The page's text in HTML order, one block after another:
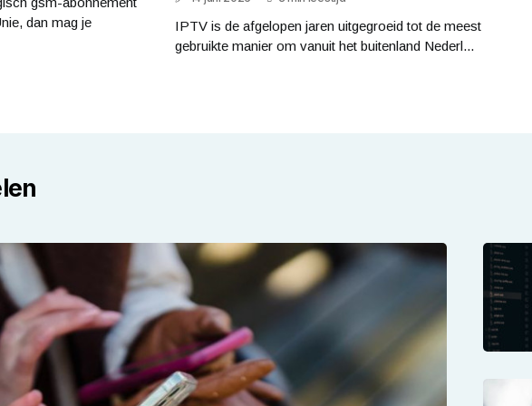
dan mag je
IPTV is de afgelopen jaren uitgegroeid tot de meest
gebruikte manier om vanuit het buitenland Nederl...